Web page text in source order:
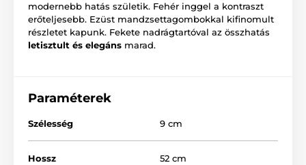
modernebb hatás születik. Fehér inggel a kontraszt
erőteljesebb. Ezüst mandzsettagombokkal kifinomult
részletet kapunk. Fekete nadrágtartóval az összhatás
letisztult és elegáns marad.
Paraméterek
Szélesség 9 cm
Hossz 52 cm